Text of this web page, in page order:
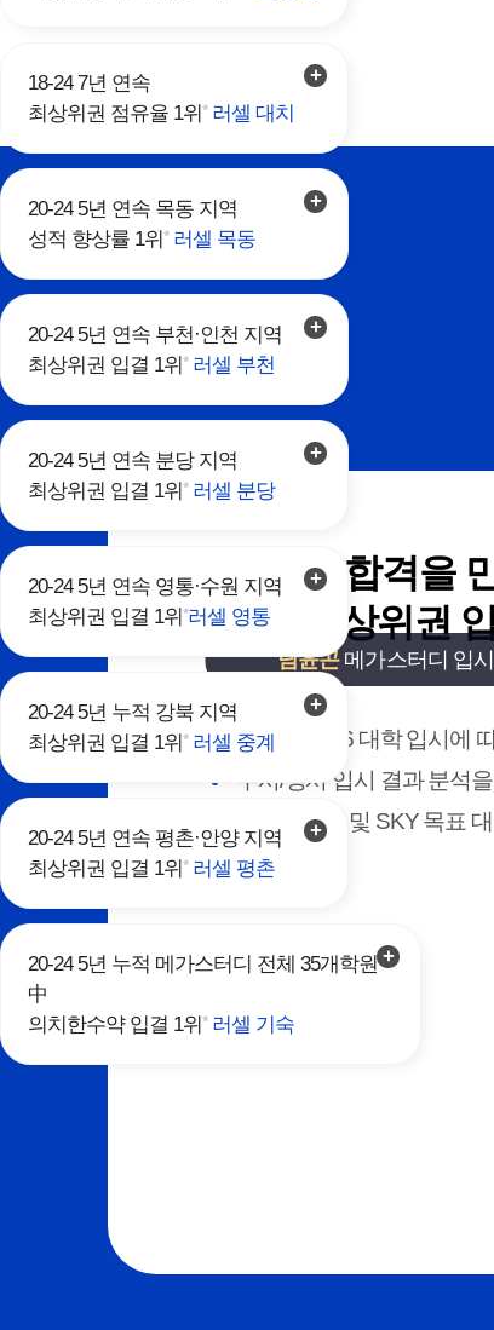
18-24 7년 연속
최상위권 점유율 1위* 러셀 대치
20-24 5년 연속 목동 지역
성적 향상률 1위* 러셀 목동
20-24 5년 연속 부천·인천 지역
최상위권 입결 1위* 러셀 부천
20-24 5년 연속 분당 지역
최상위권 입결 1위* 러셀 분당
20-24 5년 연속 영통·수원 지역
최상위권 입결 1위*러셀 영통
20-24 5년 누적 강북 지역
최상위권 입결 1위* 러셀 중계
20-24 5년 연속 평촌·안양 지역
최상위권 입결 1위* 러셀 평촌
20-24 5년 누적 메가스터디 전체 35개학원
中
의치한수약 입결 1위* 러셀 기숙
합격을
최상위권
남윤곤메가스터디 입
발표된 2026 대학 입시에
수시/정시 입시 결과 분석
의약학계열 및 SKY 목표